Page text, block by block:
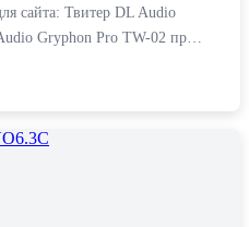
сайта: Твитер DL Audio
Gryphon Pro TW-02 пр…